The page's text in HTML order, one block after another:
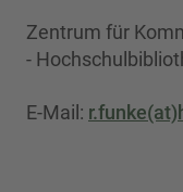
Zentrum für
-
E-Mail: